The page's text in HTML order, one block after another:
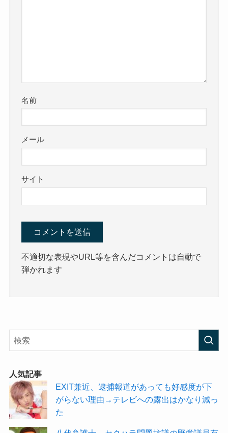
名前
メール
サイト
不適切な表現やURL等を含んだコメントは自動で
弾かれます
人気記事
EXIT兼近、逮捕報道があっても好感度が下
がらない理由→テレビへの露出はかなり減っ
た